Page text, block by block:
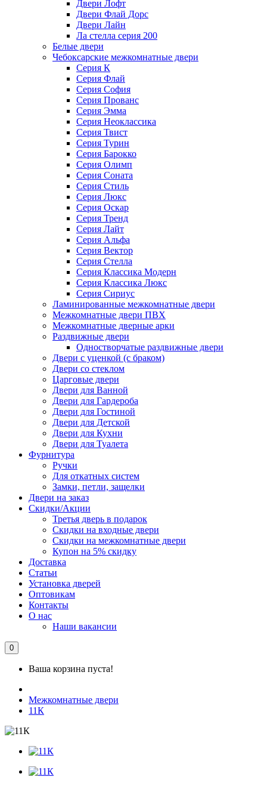
Двери Лофт
Двери Флай Дорс
Двери Лайн
Ла стелла серия 200
Белые двери
Чебоксарские межкомнатные двери
Серия К
Серия Флай
Серия София
Серия Прованс
Серия Эмма
Серия Неоклассика
Серия Твист
Серия Турин
Серия Барокко
Серия Олимп
Серия Соната
Серия Стиль
Серия Люкс
Серия Оскар
Серия Тренд
Серия Лайт
Серия Альфа
Серия Вектор
Серия Стелла
Серия Классика Модерн
Серия Классика Люкс
Серия Сириус
Ламинированные межкомнатные двери
Межкомнатные двери ПВХ
Межкомнатные дверные арки
Раздвижные двери
Одностворчатые раздвижные двери
Двери с уценкой (с браком)
Двери со стеклом
Царговые двери
Двери для Ванной
Двери для Гардероба
Двери для Гостиной
Двери для Детской
Двери для Кухни
Двери для Туалета
Фурнитура
Ручки
Для откатных систем
Замки, петли, защелки
Двери на заказ
Скидки/Акции
Третья дверь в подарок
Скидки на входные двери
Скидки на межкомнатные двери
Купон на 5% скидку
Доставка
Статьи
Установка дверей
Оптовикам
Контакты
О нас
Наши вакансии
0
Ваша корзина пуста!
Межкомнатные двери
11К